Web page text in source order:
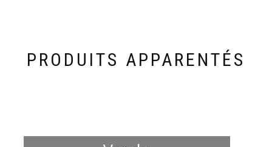
PRODUITS APPARENTÉS